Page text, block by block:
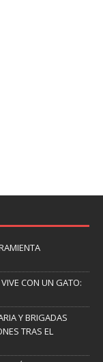
CON UN GATO:
Y BRIGADAS
TRAS EL